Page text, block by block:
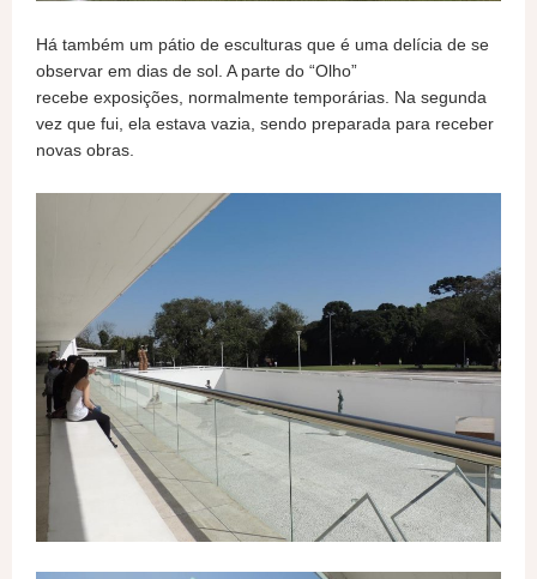
Há também um pátio de esculturas que é uma delícia de se
observar em dias de sol. A parte do “Olho”
recebe exposições, normalmente temporárias. Na segunda
vez que fui, ela estava vazia, sendo preparada para receber
novas obras.